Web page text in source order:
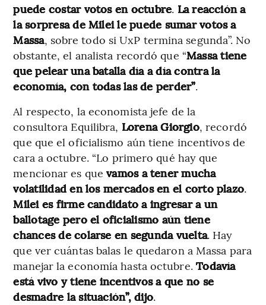
puede costar votos en octubre. La reacción a
la sorpresa de Milei le puede sumar votos a
Massa, sobre todo si UxP termina segunda”. No
obstante, el analista recordó que “Massa tiene
que pelear una batalla día a día contra la
economía, con todas las de perder”.
Al respecto, la economista jefe de la
consultora Equilibra, Lorena Giorgio, recordó
que que el oficialismo aún tiene incentivos de
cara a octubre. “Lo primero qué hay que
mencionar es quevamos a tener mucha
volatilidad en los mercados en el corto plazo.
Milei es firme candidato a ingresar a un
ballotage pero el oficialismo aún tiene
chances de colarse en segunda vuelta. Hay
que ver cuántas balas le quedaron a Massa para
manejar la economía hasta octubre.Todavía
está vivo y tiene incentivos a que no se
desmadre la situación”, dijo.